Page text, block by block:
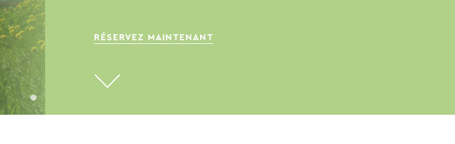
RÉSERVEZ MAINTENANT